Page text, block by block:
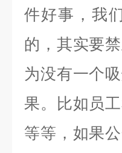
件好事，我
的，其实要
为没有一个
果。比如员
等等，如果